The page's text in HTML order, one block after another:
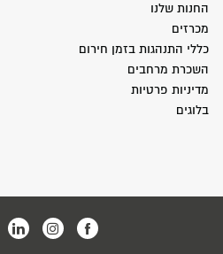
החנות שלנו
מכרזים
כללי התנהגות בזמן חירום
השכרת מרחבים
מדיניות פרטיות
בלוגים